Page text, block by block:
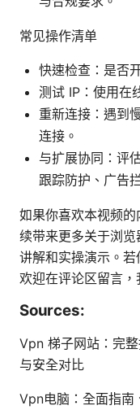
常见操作清单
快速检查：是否
测试 IP：使用在
重新连接：遇到
连接。
与扩展协同：评
跟踪防护、广告
如果你喜欢本视频
续带来更多关于浏
讲解和实操演示。
欢迎在评论区留言，
Sources:
Vpn 梯子网站：完
与安全对比
Vpn电脑：全面指南